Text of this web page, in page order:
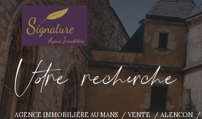
Vore recece
AGENCE IMMOBILIÉRE AU MANS VENTE ALENCON